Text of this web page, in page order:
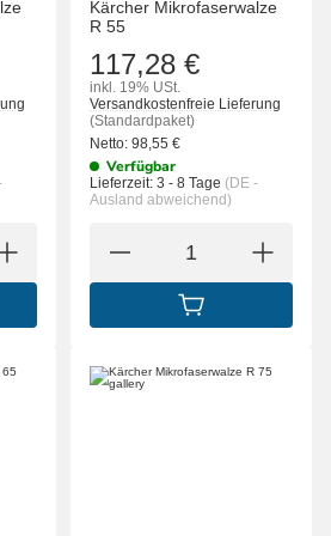
Kärcher Mikrofaserwalze
R 55
117,28 €
inkl. 19% USt.
Versandkostenfreie Lieferung
(Standardpaket)
Netto: 98,55 €
Verfügbar
Lieferzeit: 3 - 8 Tage (DE -
Ausland abweichend)
IN DEN